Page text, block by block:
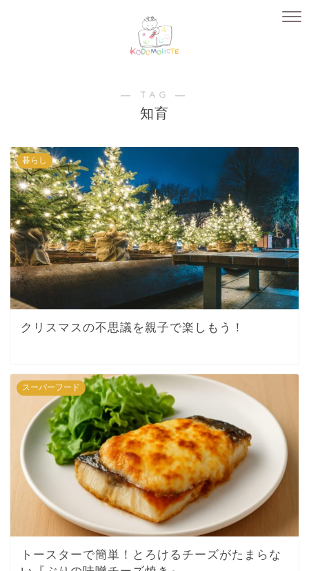
― TAG ―
知育
暮らし
クリスマスの不思議を親子で楽しもう！
スーパーフード
トースターで簡単！とろけるチーズがたまらな